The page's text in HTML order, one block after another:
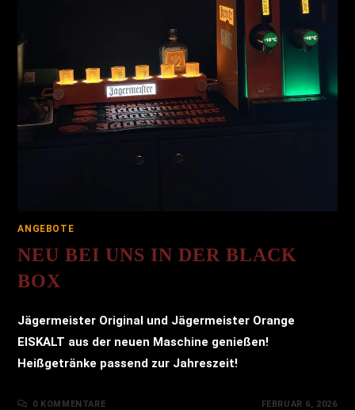
ANGEBOTE
NEU BEI UNS IN DER BLACK
BOX
Jägermeister Original und Jägermeister Orange
EISKALT aus der neuen Maschine genießen!
Heißgetränke passend zur Jahreszeit!
0 KOMMENTARE FEBRUAR 6, 2026